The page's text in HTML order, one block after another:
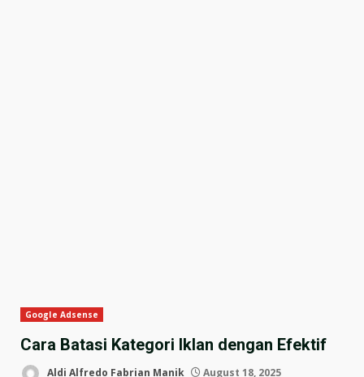
Google Adsense
Cara Batasi Kategori Iklan dengan Efektif
Aldi Alfredo Fabrian Manik August 18, 2025